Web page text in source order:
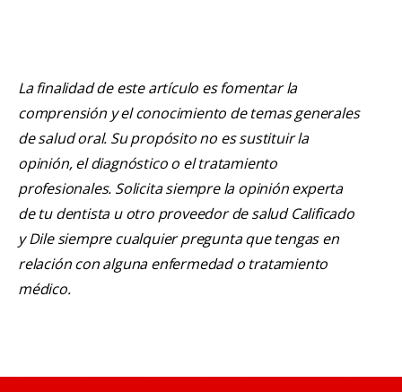
La finalidad de este artículo es fomentar la
comprensión y el conocimiento de temas generales
de salud oral. Su propósito no es sustituir la
opinión, el diagnóstico o el tratamiento
profesionales. Solicita siempre la opinión experta
de tu dentista u otro proveedor de salud Calificado
y Dile siempre cualquier pregunta que tengas en
relación con alguna enfermedad o tratamiento
médico.